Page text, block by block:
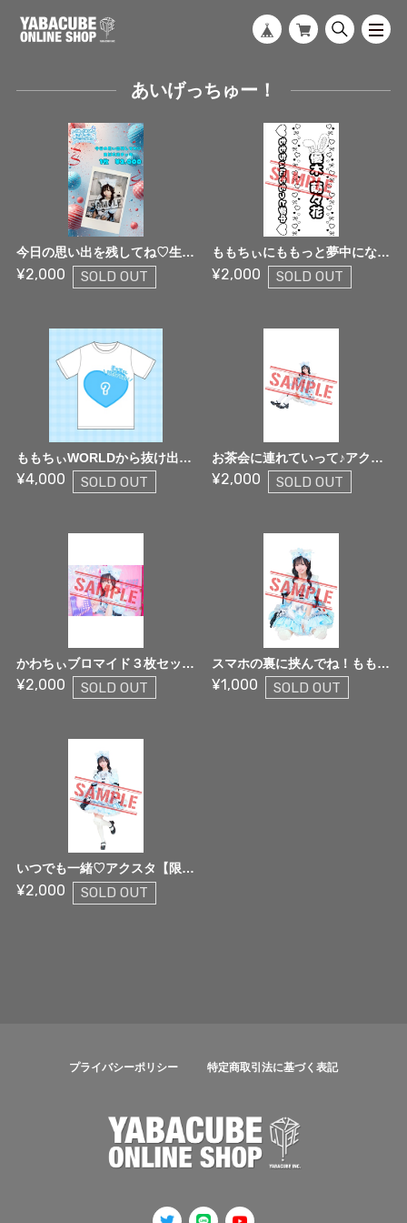
あいげっちゅー！
今日の思い出を残してね♡生誕衣装チェキ【限定生産】
¥2,000 SOLD OUT
ももちぃにももっと夢中になれる！キンブレシート【限定生産】
¥2,000 SOLD OUT
ももちぃWORLDから抜け出せない♡Tシャツ【限定生産】
¥4,000 SOLD OUT
お茶会に連れていって♪アクキー２種【限定生産】
¥2,000 SOLD OUT
かわちぃブロマイド３枚セット【限定生産】
¥2,000 SOLD OUT
スマホの裏に挟んでね！ももちぃステッカー３枚セット【限定生産】
¥1,000 SOLD OUT
いつでも一緒♡アクスタ【限定生産】
¥2,000 SOLD OUT
プライバシーポリシー 特定商取引法に基づく表記